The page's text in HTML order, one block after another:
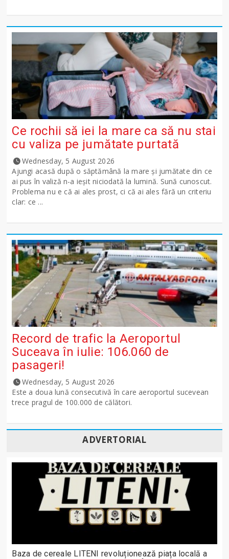
Ce rochii să iei la mare ca să nu stai
cu valiza pe jumătate purtată
Wednesday, 5 August 2026
Ajungi acasă după o săptămână la mare și jumătate din ce
ai pus în valiză n-a ieșit niciodată la lumină. Sună cunoscut.
Problema nu e că ai ales prost, ci că ai ales fără un criteriu
clar: ce ...
Record de trafic la Aeroportul
Suceava în iulie: 106.060 de
pasageri!
Wednesday, 5 August 2026
Este a doua lună consecutivă în care aeroportul sucevean
trece pragul de 100.000 de călători.
ADVERTORIAL
Baza de cereale LITENI revoluționează piața locală a